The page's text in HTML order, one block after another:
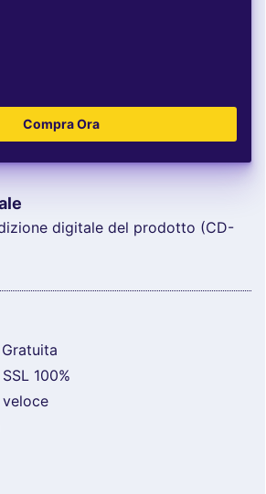
digitale del prodotto (CD-
100%
veloce